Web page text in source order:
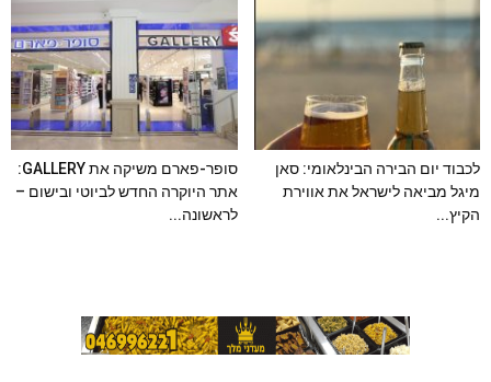
לכבוד יום הבירה הבינלאומי: סאן
מיגל מביאה לישראל את אווירת
הקיץ...
סופר-פארם משיקה את GALLERY:
אתר היוקרה החדש לביוטי ובישום –
לראשונה...